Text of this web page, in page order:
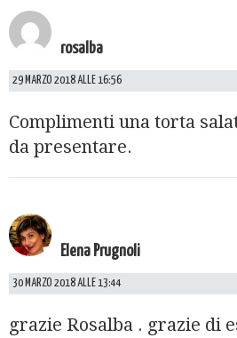
rosalba
29 MARZO 2018 ALLE 16:56
Complimenti una torta
da presentare.
Elena Prugnoli
30 MARZO 2018 ALLE 13:44
grazie Rosalba . grazie di